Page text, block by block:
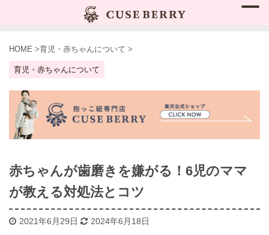
HOME >育児・赤ちゃんについて >
育児・赤ちゃんについて
赤ちゃんが歯磨きを嫌がる！6児のママ
が教える対処法とコツ
2021年6月29日 2024年6月18日